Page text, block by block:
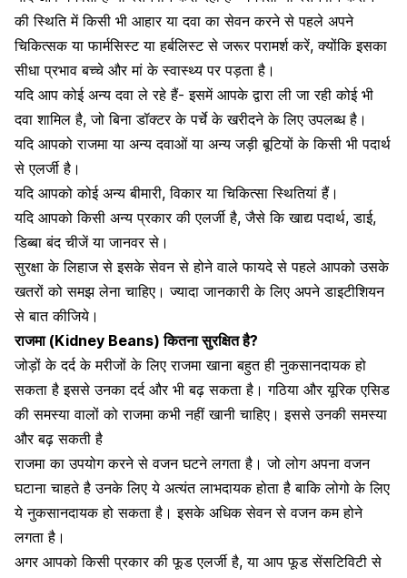
की स्थिति में किसी भी आहार या दवा का सेवन करने से पहले अपने
चिकित्सक या फार्मसिस्ट या हर्बलिस्ट से जरूर परामर्श करें, क्योंकि इसका
सीधा प्रभाव बच्चे और मां के स्वास्थ्य पर पड़ता है।
यदि आप कोई अन्यदवा ले रहे हैं- इसमें आपके द्वारा ली जा रही कोई भी
दवा शामिल है, जो बिना डॉक्टर के पर्चे के खरीदने के लिए उपलब्ध है।
यदि आपको राजमा या अन्य दवाओं या अन्य जड़ी बूटियों के किसी भी पदार्थ
से एलर्जी है।
यदि आपको कोई अन्य बीमारी, विकार या चिकित्सा स्थितियां हैं।
यदि आपको किसी अन्य प्रकार कीएलर्जीहै, जैसे कि खाद्य पदार्थ, डाई,
डिब्बा बंद चीजें या जानवर से।
सुरक्षा के लिहाज से इसके सेवन से होने वाले फायदे से पहले आपको उसके
खतरों को समझ लेना चाहिए। ज्यादा जानकारी के लिए अपने डाइटीशियन
से बात कीजिये।
राजमा (Kidney Beans)कितना सुरक्षित है?
जोड़ों के दर्द के मरीजों के लिए राजमा खाना बहुत ही नुकसानदायक हो
सकता है इससे उनका दर्द और भी बढ़ सकता है। गठिया और यूरिक एसिड
की समस्या वालों को राजमा कभी नहीं खानी चाहिए। इससे उनकी समस्या
और बढ़ सकती है
राजमा का उपयोगकरने से वजन घटने लगता है। जो लोग अपना वजन
घटाना चाहते है उनके लिए ये अत्यंत लाभदायक होता है बाकि लोगो के लिए
ये नुकसानदायक हो सकता है। इसके अधिक सेवन से वजन कम होने
लगता है।
अगर आपको किसी प्रकार की फूड एलर्जी है, या आप फूड सेंसटिविटी से